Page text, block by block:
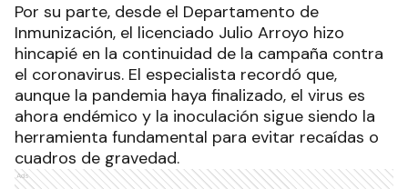
Por su parte, desde el Departamento de
Inmunización, el licenciado Julio Arroyo hizo
hincapié en la continuidad de la campaña contra
el coronavirus. El especialista recordó que,
aunque la pandemia haya finalizado, el virus es
ahora endémico y la inoculación sigue siendo la
herramienta fundamental para evitar recaídas o
cuadros de gravedad.
Ads